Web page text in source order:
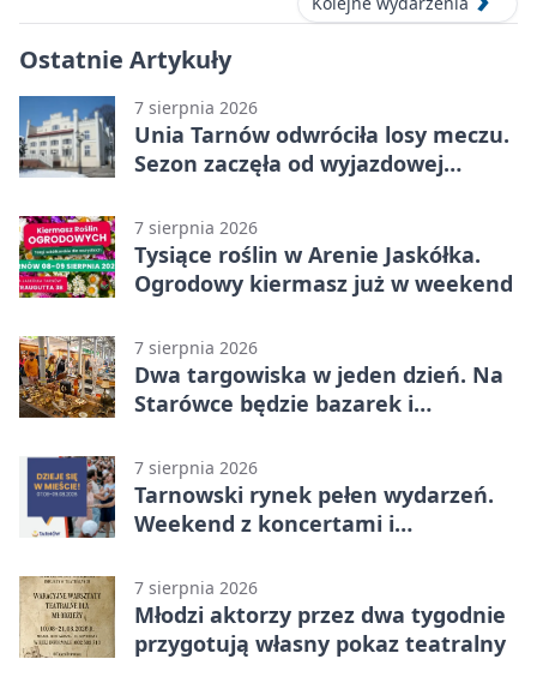
Ostatnie Artykuły
7 sierpnia 2026
Unia Tarnów odwróciła losy meczu.
Sezon zaczęła od wyjazdowej
7 sierpnia 2026
Tysiące roślin w Arenie Jaskółka.
Ogrodowy kiermasz już w weekend
7 sierpnia 2026
Dwa targowiska w jeden dzień. Na
Starówce będzie bazarek i
7 sierpnia 2026
Tarnowski rynek pełen wydarzeń.
Weekend z koncertami i
7 sierpnia 2026
Młodzi aktorzy przez dwa tygodnie
przygotują własny pokaz teatralny